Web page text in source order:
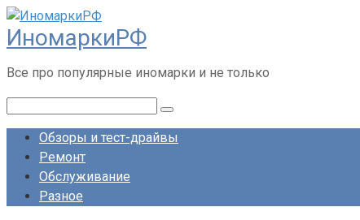
Перейти
к
контенту
ИномаркиРФ
Все про популярные иномарки и не только
Обзоры и тест-драйвы
Ремонт
Обслуживание
Разное